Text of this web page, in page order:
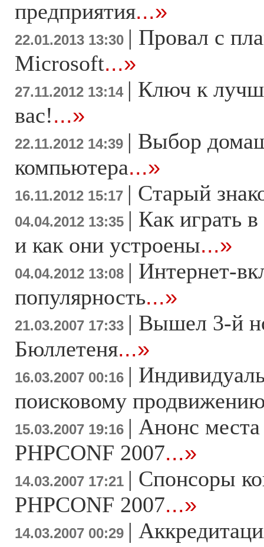
предприятия...»
22.01.2013 13:30 | Провал с
Microsoft...»
27.11.2012 13:14 | Ключ к
вас!...»
22.11.2012 14:39 | Выбор
компьютера...»
16.11.2012 15:17 | Старый
04.04.2012 13:35 | Как играть
и как они устроены...»
04.04.2012 13:08 | Интернет-
популярность...»
21.03.2007 17:33 | Вышел 3-й
Бюллетеня...»
16.03.2007 00:16 |
поисковому
15.03.2007 19:16 | Анонс
PHPCONF 2007...»
14.03.2007 17:21 | Спонсоры
PHPCONF 2007...»
14.03.2007 00:29 |